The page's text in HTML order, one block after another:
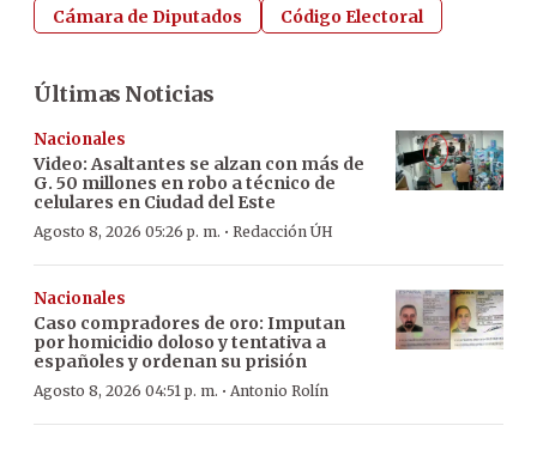
Cámara de Diputados
Código Electoral
Últimas Noticias
Nacionales
Video: Asaltantes se alzan con más de
G. 50 millones en robo a técnico de
celulares en Ciudad del Este
Agosto 8, 2026 05:26 p. m. · Redacción ÚH
Nacionales
Caso compradores de oro: Imputan
por homicidio doloso y tentativa a
españoles y ordenan su prisión
Agosto 8, 2026 04:51 p. m. · Antonio Rolín